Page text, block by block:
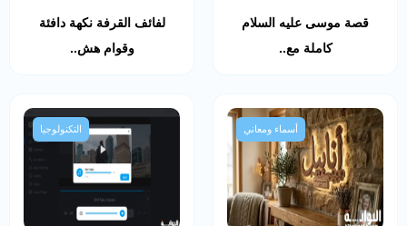
قصة موسى عليه السلام
كاملة مع..
لفائف القرفة نكهة دافئة
وقوام هش..
أسماء ومعاني التكنولوجيا